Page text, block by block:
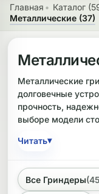
Бонги
бонги
с перколятором
бонги
бонги
Главная Каталог
Металлические (37)
Металлические
долговечные
прочность,
выборе модели
отсеков.
найти устройства
например, CN
Читать▾
Все Гриндеры